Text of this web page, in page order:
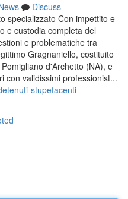
Discuss
specializzato Con impettito e
e custodia completa del
e problematiche tra
Gragnaniello, costituito
d'Archetto (NA), e
con validissimi professionist...
stupefacenti-